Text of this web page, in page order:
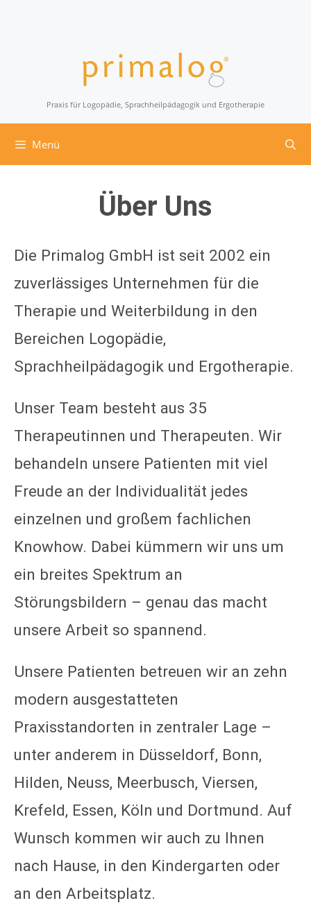
Praxis für Logopädie, Sprachheilpädagogik und Ergotherapie
Menü
Über Uns
Die Primalog GmbH ist seit 2002 ein
zuverlässiges Unternehmen für die
Therapie und Weiterbildung in den
Bereichen Logopädie,
Sprachheilpädagogik und Ergotherapie.
Unser Team besteht aus 35
Therapeutinnen und Therapeuten. Wir
behandeln unsere Patienten mit viel
Freude an der Individualität jedes
einzelnen und großem fachlichen
Knowhow. Dabei kümmern wir uns um
ein breites Spektrum an
Störungsbildern – genau das macht
unsere Arbeit so spannend.
Unsere Patienten betreuen wir an zehn
modern ausgestatteten
Praxisstandorten in zentraler Lage –
unter anderem in Düsseldorf, Bonn,
Hilden, Neuss, Meerbusch, Viersen,
Krefeld, Essen, Köln und Dortmund. Auf
Wunsch kommen wir auch zu Ihnen
nach Hause, in den Kindergarten oder
an den Arbeitsplatz.